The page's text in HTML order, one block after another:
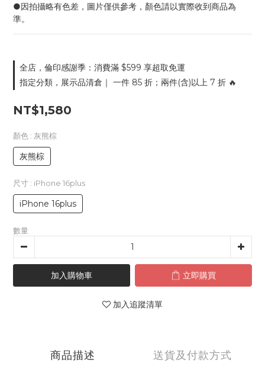
●因拍攝略有色差，圖片僅供參考，顏色請以實際收到商品為
準。
全店，倫印感謝季：消費滿 $599 享超取免運
指定分類，展示品清倉｜ 一件 85 折；兩件(含)以上 7 折 🔥
NT$1,580
顏色 : 灰熊棕
灰熊棕
尺寸 : iPhone 16plus
iPhone 16plus
數量
加入購物車 立即購買
加入追蹤清單
商品描述 送貨及付款方式